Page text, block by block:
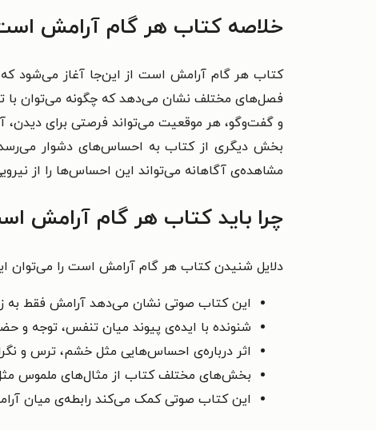
خلاصه کتاب هر گام آرامش
کتاب هر گام آرامش است از این‌جا آغاز می‌شود
فصل‌های مختلف نشان می‌دهد که چگونه می‌توان با
و گفت‌وگو، هر موقعیت می‌تواند فرصتی برای
بخش دیگری از کتاب به احساس‌های دشوار
مشاهده‌ی آگاهانه می‌تواند این احساس‌ها را از
چرا باید کتاب هر گام آرامش
دلایل شنیدن کتاب هر گام آرامش است را می‌توان
این کتاب صوتی نشان می‌دهد آرامش فقط به
شنونده با ایده‌ی پیوند میان تنفس، توجه و
اثر درباره‌ی احساس‌هایی مثل خشم، ترس و
بخش‌های مختلف کتاب از مثال‌های ملموس مثل
این کتاب صوتی کمک می‌کند رابطه‌ی میان